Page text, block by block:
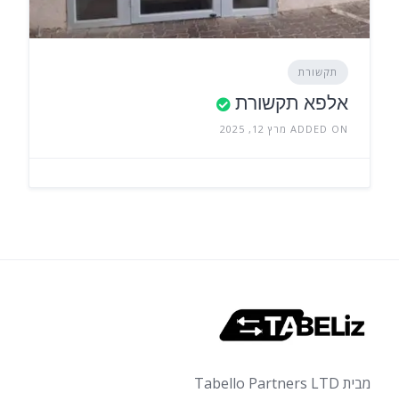
תקשורת
אלפא תקשורת
ADDED ON מרץ 12, 2025
מבית Tabello Partners LTD